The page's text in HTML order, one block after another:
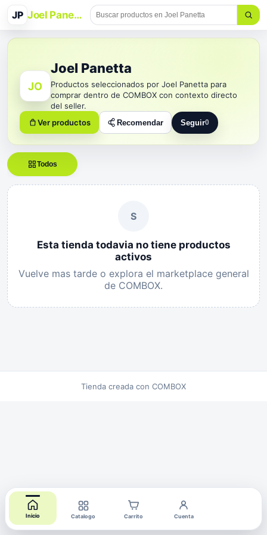
JP Joel Panetta
JO
Joel Panetta
Productos seleccionados por Joel Panetta para
comprar dentro de COMBOX con contexto directo
del seller.
Ver productos
Recomendar Seguir0
Seguir a Joel Panetta
Todos
S
Esta tienda todavia no tiene productos
activos
Vuelve mas tarde o explora el marketplace general
de COMBOX.
Inicio Catalogo Carrito Cuenta
Tienda creada con COMBOX